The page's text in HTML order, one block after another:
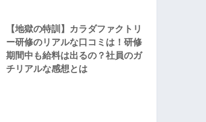
【地獄の特訓】カラダファクトリ
ー研修のリアルな口コミは！研修
期間中も給料は出るの？社員のガ
チリアルな感想とは